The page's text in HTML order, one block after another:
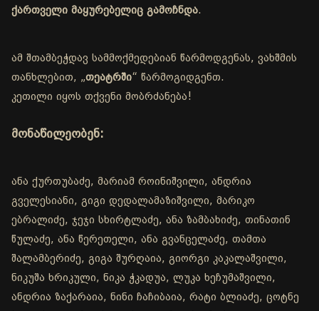
ქართველი მაყურებელიც გამოჩნდა.
ამ შთამბეჭდავ სამმოქმედებიან წარმოდგენას, ვახშმის
თანხლებით, „თეატრში“ წარმოგიდგენთ.
კეთილი იყოს თქვენი მობრძანება!
მონაწილეობენ:
ანა ქურთუბაძე, მარიამ როინიშვილი, ანდრია
გველესიანი, გიგი დედალამაზიშვილი, მარიკო
ებრალიძე, ჯეჯი სხირტლაძე, ანა ზამბახიძე, თინათინ
წულაძე, ანა წერეთელი, ანა გვანცელაძე, თამთა
შალამბერიძე, გიგა შურღაია, გიორგი კაკალაშვილი,
ნიკუშა ხრიკული, ნიკა ჭკადუა, ლუკა ხეჩუმაშვილი,
ანდრია ზაქარაია, ნინი ჩაჩიბაია, რატი ბლიაძე, ცოტნე